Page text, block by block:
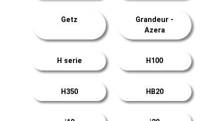
Getz
Grandeur -
Azera
H serie H100
H350 HB20